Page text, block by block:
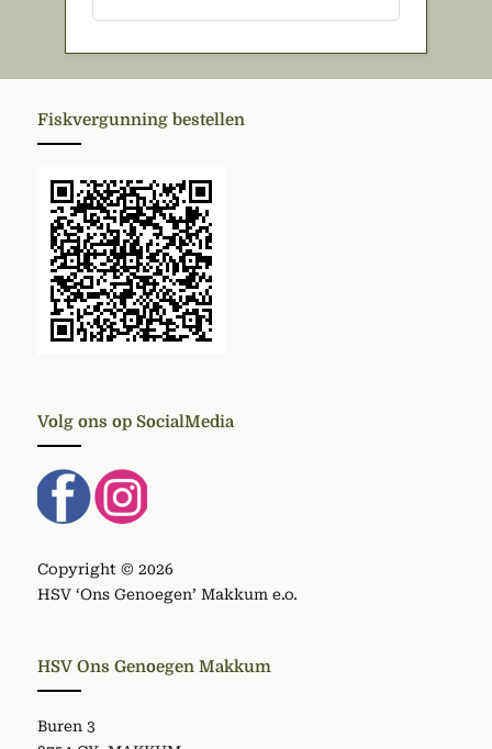
Fiskvergunning bestellen
Volg ons op SocialMedia
Copyright © 2026
HSV ‘Ons Genoegen’ Makkum e.o.
HSV Ons Genoegen Makkum
Buren 3